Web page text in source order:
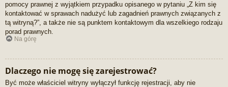
pomocy prawnej z wyjątkiem przypadku opisanego w pytaniu „Z kim się
kontaktować w sprawach nadużyć lub zagadnień prawnych związanych z
tą witryną?”, a także nie są punktem kontaktowym dla wszelkiego rodzaju
porad prawnych.
Na górę
Dlaczego nie mogę się zarejestrować?
Być może właściciel witryny wyłączył funkcję rejestracji, aby nie